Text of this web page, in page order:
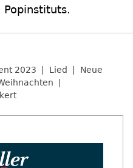
Popinstituts.
2023 Lied
Neue